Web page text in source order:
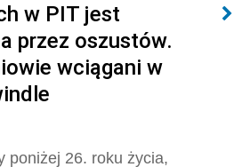
w PIT jest
przez oszustów.
wciągani w
poniżej 26. roku życia,